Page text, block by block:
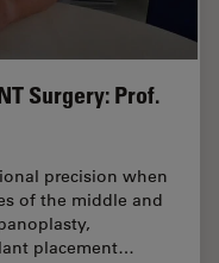
Surgery: Prof.
precision when
of the middle and
placement…